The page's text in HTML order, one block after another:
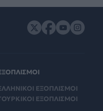
ΕΞΟΠΛΙΣΜΟΙ
ΕΞΟΠΛΙΣΜΟΙ